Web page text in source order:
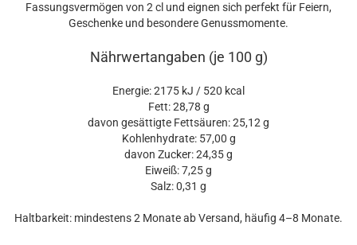
Fassungsvermögen von 2 cl und eignen sich perfekt für Feiern,
Geschenke und besondere Genussmomente.
Nährwertangaben (je 100 g)
Energie: 2175 kJ / 520 kcal
Fett: 28,78 g
davon gesättigte Fettsäuren: 25,12 g
Kohlenhydrate: 57,00 g
davon Zucker: 24,35 g
Eiweiß: 7,25 g
Salz: 0,31 g
Haltbarkeit: mindestens 2 Monate ab Versand, häufig 4–8 Monate.